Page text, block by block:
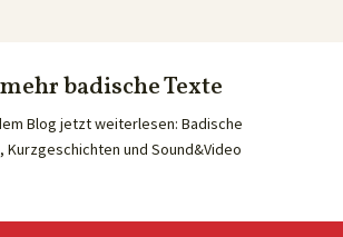
badische Texte
Blog jetzt weiterlesen: Badische
Kurzgeschichten und Sound&Video